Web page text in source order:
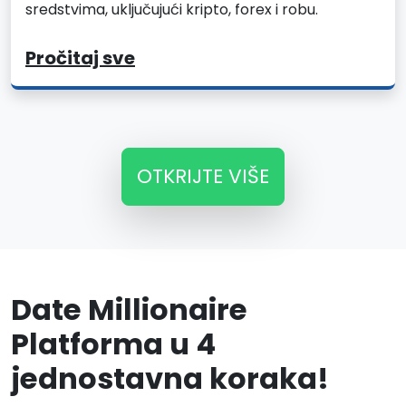
sredstvima, uključujući kripto, forex i robu.
Pročitaj sve
OTKRIJTE VIŠE
Date Millionaire
Platforma u 4
jednostavna koraka!